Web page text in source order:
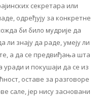
секретара или
одређују за конкретне
би било мудрије да
знају да раде, умеју ли
а да се предвиђања шта
уради и покушаји да се из
оставе за разговоре
сале, јер нису засновани